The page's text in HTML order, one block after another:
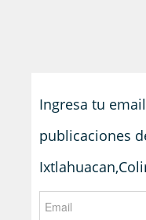
Ingresa tu
publicaciones